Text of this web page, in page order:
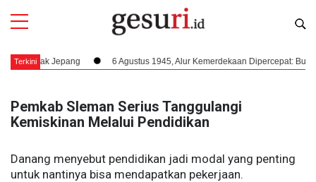
Terkini
Jepang 6 Agustus 1945, Alur Kemerdekaan Dipercepat: Bung Karno
Pemkab Sleman Serius Tanggulangi
Kemiskinan Melalui Pendidikan
Danang menyebut pendidikan jadi modal yang penting
untuk nantinya bisa mendapatkan pekerjaan.